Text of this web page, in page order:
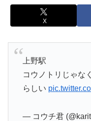
X
上野駅
コウノトリじゃな
らしい
— コウチ君